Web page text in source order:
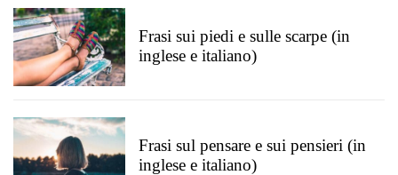
Frasi sui piedi e sulle scarpe (in
inglese e italiano)
Frasi sul pensare e sui pensieri (in
inglese e italiano)